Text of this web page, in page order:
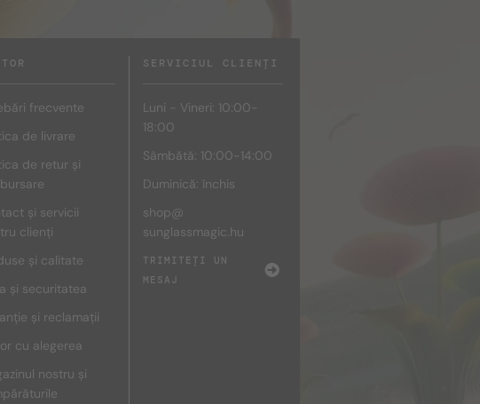
frecvente
de livrare
de retur și
și servicii
clienți
și calitate
și securitatea
și reclamații
cu alegerea
nostru și
SERVICIUL CLIENȚI
Luni - Vineri: 10:00-
18:00
Sâmbătă: 10:00-14:00
Duminică: închis
shop@
sunglassmagic.hu
TRIMITEȚI UN
MESAJ